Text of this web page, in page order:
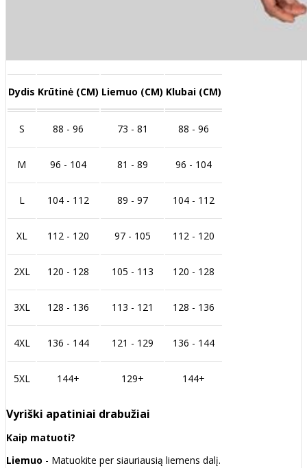
Dydis Krūtinė (CM) Liemuo (CM) Klubai (CM)
S 88 - 96 73 - 81 88 - 96
M 96 - 104 81 - 89 96 - 104
L 104 - 112 89 - 97 104 - 112
XL 112 - 120 97 - 105 112 - 120
2XL 120 - 128 105 - 113 120 - 128
3XL 128 - 136 113 - 121 128 - 136
4XL 136 - 144 121 - 129 136 - 144
5XL 144+ 129+ 144+
Vyriški apatiniai drabužiai
Kaip matuoti?
Liemuo - Matuokite per siauriausią liemens dalį.